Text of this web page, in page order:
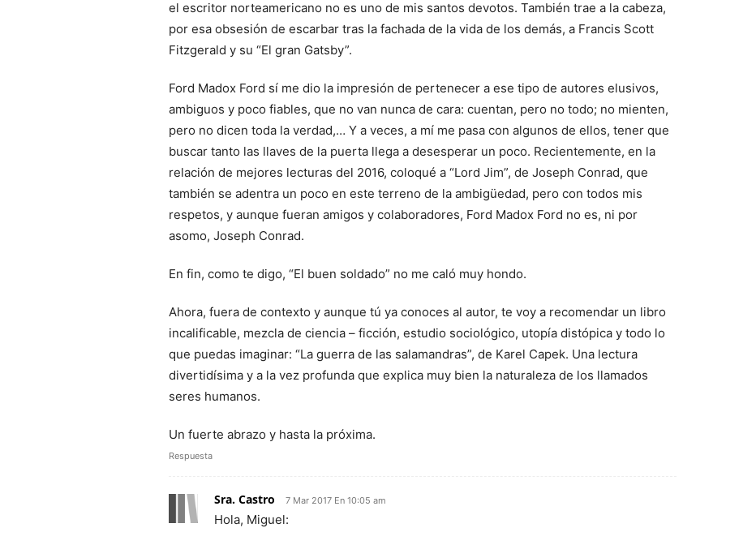
el escritor norteamericano no es uno de mis santos devotos. También trae a la cabeza,
por esa obsesión de escarbar tras la fachada de la vida de los demás, a Francis Scott
Fitzgerald y su “El gran Gatsby”.
Ford Madox Ford sí me dio la impresión de pertenecer a ese tipo de autores elusivos,
ambiguos y poco fiables, que no van nunca de cara: cuentan, pero no todo; no mienten,
pero no dicen toda la verdad,… Y a veces, a mí me pasa con algunos de ellos, tener que
buscar tanto las llaves de la puerta llega a desesperar un poco. Recientemente, en la
relación de mejores lecturas del 2016, coloqué a “Lord Jim”, de Joseph Conrad, que
también se adentra un poco en este terreno de la ambigüedad, pero con todos mis
respetos, y aunque fueran amigos y colaboradores, Ford Madox Ford no es, ni por
asomo, Joseph Conrad.
En fin, como te digo, “El buen soldado” no me caló muy hondo.
Ahora, fuera de contexto y aunque tú ya conoces al autor, te voy a recomendar un libro
incalificable, mezcla de ciencia – ficción, estudio sociológico, utopía distópica y todo lo
que puedas imaginar: “La guerra de las salamandras”, de Karel Capek. Una lectura
divertidísima y a la vez profunda que explica muy bien la naturaleza de los llamados
seres humanos.
Un fuerte abrazo y hasta la próxima.
Respuesta
Sra. Castro 7 Mar 2017 En 10:05 am
Hola, Miguel: